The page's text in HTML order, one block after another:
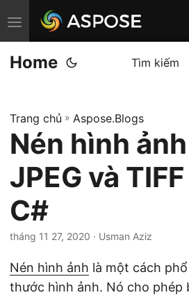
C
h
u
n
đ
i
đ
i
ề
h
Home Tìm kiếm
Trang chủ » Aspose.Blogs
Nén hình ảnh
JPEG và
C#
tháng 11 27, 2020 · Usman Aziz
Nén hình ảnh là một cách
thước hình ảnh. Nó cho phép